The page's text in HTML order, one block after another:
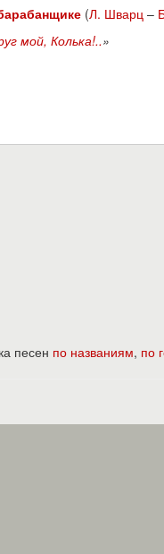
(Л. Шварц –
мой, Колька!..»
песен по названиям, по